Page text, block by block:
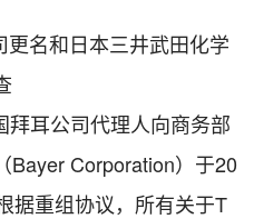
名和日本三井武田化学
耳公司代理人向商务部
Bayer Corporation）于20
据重组协议，所有关于T